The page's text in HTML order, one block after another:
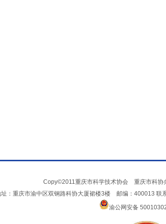
Copy©2011重庆市科学技术协会 重庆市科协
址：重庆市渝中区双钢路科协大厦裙楼3楼 邮编：400013 联
渝公网安备